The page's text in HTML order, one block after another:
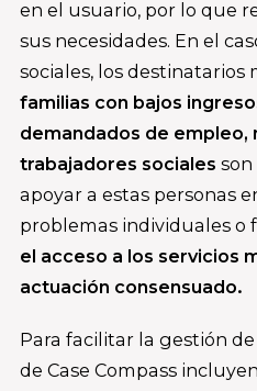
en el usuario, por lo que
sus necesidades. En el
sociales, los destinatarios
familias con bajos
demandados de empleo,
trabajadores sociales son
apoyar a estas personas
problemas individuales o
el acceso a los servicios
actuación consensuado.
Para facilitar la gestión
de Case Compass incluyen